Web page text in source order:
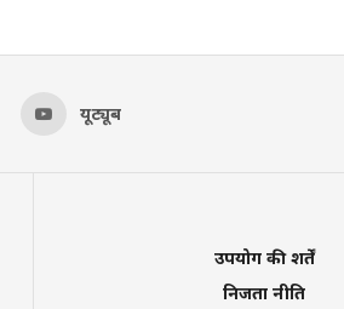
यूट्यूब
उपयोग की शर्तें
निजता नीति